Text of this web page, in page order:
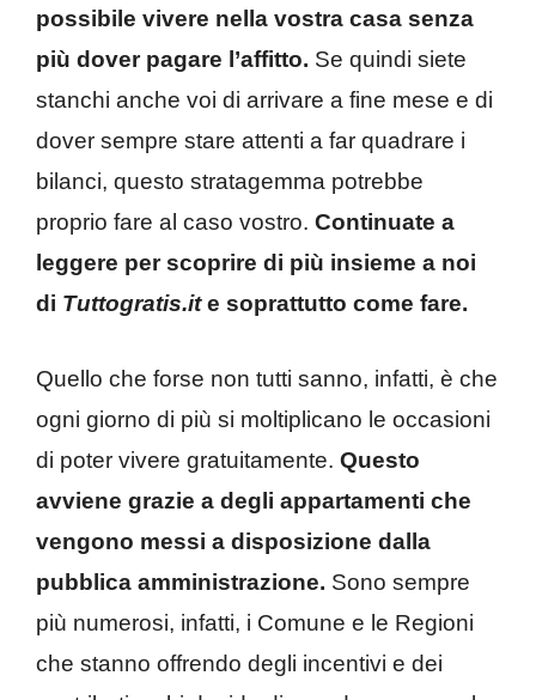
possibile vivere nella vostra casa senza
più dover pagare l’affitto. Se quindi siete
stanchi anche voi di arrivare a fine mese e di
dover sempre stare attenti a far quadrare i
bilanci, questo stratagemma potrebbe
proprio fare al caso vostro. Continuate a
leggere per scoprire di più insieme a noi
di Tuttogratis.ite soprattutto come fare.
Quello che forse non tutti sanno, infatti, è che
ogni giorno di più si moltiplicano le occasioni
di poter vivere gratuitamente. Questo
avviene grazie a degli appartamenti che
vengono messi a disposizione dalla
pubblica amministrazione. Sono sempre
più numerosi, infatti, i Comune e le Regioni
che stanno offrendo degli incentivi e dei